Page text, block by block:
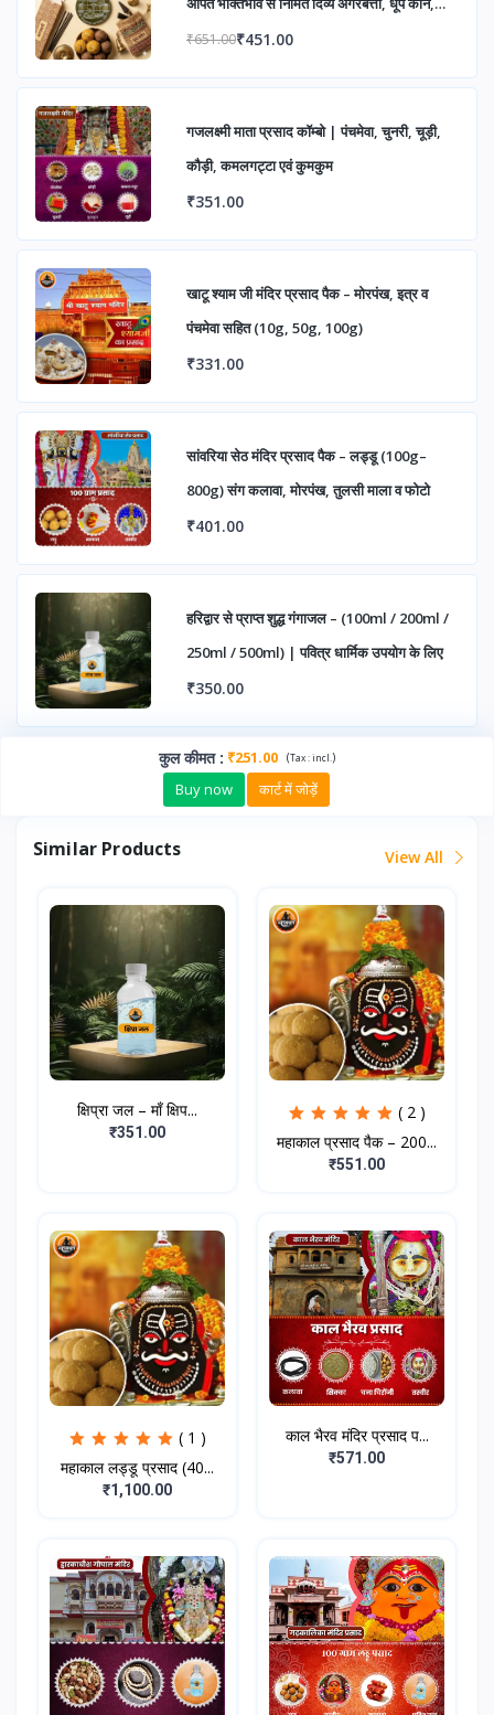
प्रसाद, महाकाल कॉइन एवं महाकाल फोटो
₹651.00₹451.00
गजलक्ष्मी माता प्रसाद कॉम्बो | पंचमेवा, चुनरी, चूड़ी,
कौड़ी, कमलगट्टा एवं कुमकुम
₹351.00
खाटू श्याम जी मंदिर प्रसाद पैक – मोरपंख, इत्र व
पंचमेवा सहित (10g, 50g, 100g)
₹331.00
सांवरिया सेठ मंदिर प्रसाद पैक – लड्डू (100g–
800g) संग कलावा, मोरपंख, तुलसी माला व फोटो
₹401.00
हरिद्वार से प्राप्त शुद्ध गंगाजल – (100ml / 200ml /
250ml / 500ml) | पवित्र धार्मिक उपयोग के लिए
₹350.00
कुल कीमत: ₹251.00 (Tax :incl. )
Buy now कार्ट में जोड़ें
Similar Products View All
क्षिप्रा जल – माँ क्षिप...
₹351.00
( 2 )
महाकाल प्रसाद पैक – 200...
₹551.00
( 1 )
महाकाल लड्डू प्रसाद (40...
₹1,100.00
काल भैरव मंदिर प्रसाद प...
₹571.00